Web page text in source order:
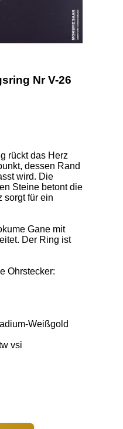
Nr V-26
rückt das Herz
dessen Rand
wird. Die
Steine betont die
sorgt für ein
Gane mit
Der Ring ist
Ohrstecker:
Weißgold
vsi